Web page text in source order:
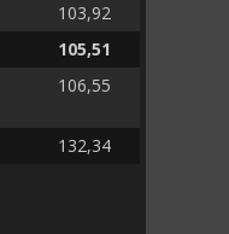
103,92
105,51
106,55
132,34